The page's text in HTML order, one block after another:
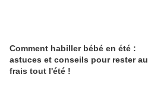
Comment habiller bébé en été :
astuces et conseils pour rester au
frais tout l'été !